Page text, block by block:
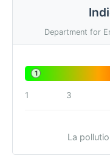
Department for
1
1 3
La